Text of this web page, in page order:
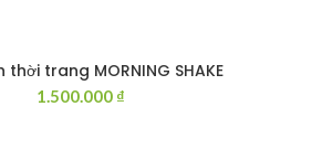
THÊM VÀO GIỎ HÀNG
thời trang MORNING SHAKE
1.500.000 ₫